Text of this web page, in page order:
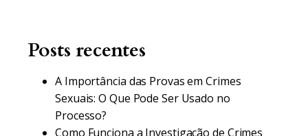
Posts recentes
A Importância das Provas em Crimes
Sexuais: O Que Pode Ser Usado no
Processo?
Como Funciona a Investigação de Crimes